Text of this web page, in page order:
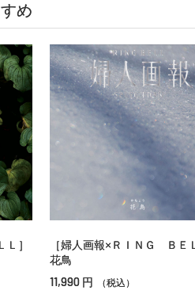
め
］
［婦人画報×ＲＩＮＧ ＢＥ
花鳥
11,990 円 （税込）